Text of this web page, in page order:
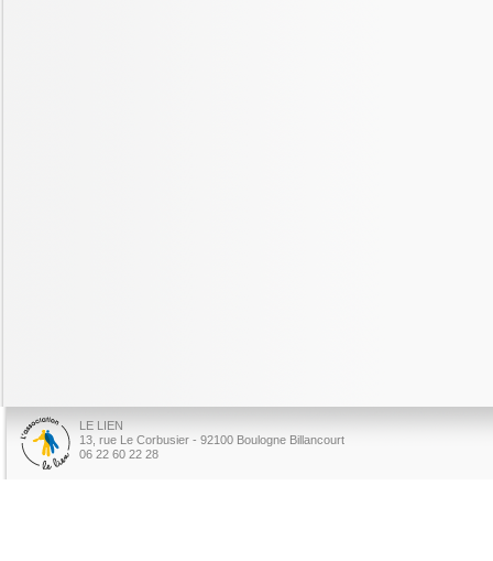
LE LIEN
13, rue Le Corbusier - 92100 Boulogne Billancourt
06 22 60 22 28